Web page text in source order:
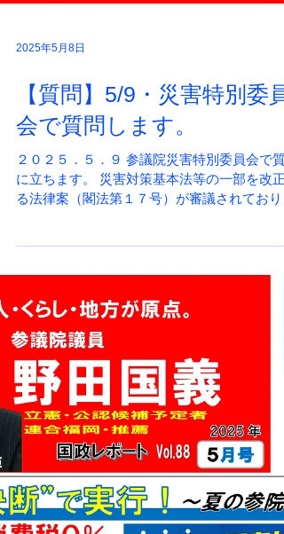
2025年5月8日
【質問】5/9・災害特別委員
会で質問します。
２０２５．５．９ 参議院災害特別委員会で質
る法律案（閣法第１７号）が審議されており
すが、それらを巡り有識者を招いての質疑と
ります。 時間（予定）14:15～14:30 東京大学
産技術研究所教授／東京大学社会科学研究所
任教...